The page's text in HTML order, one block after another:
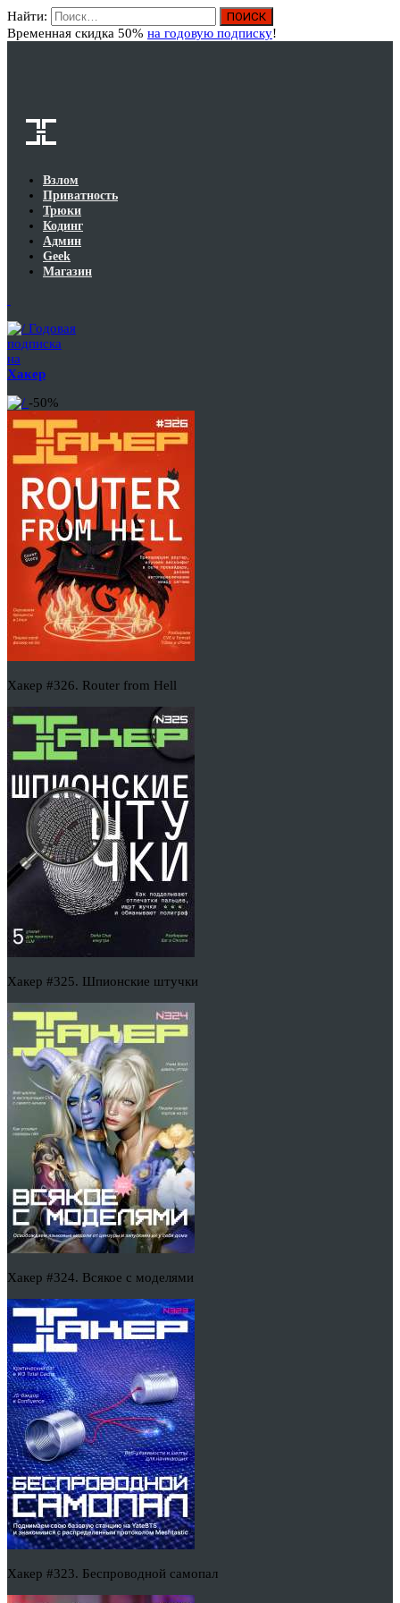
Найти:
Временная скидка 50% на годовую подписку!
Взлом
Приватность
Трюки
Кодинг
Админ
Geek
Магазин
Годовая
подписка
на
Хакер
-50%
Хакер #326. Router from Hell
Хакер #325. Шпионские штучки
Хакер #324. Всякое с моделями
Хакер #323. Беспроводной самопал